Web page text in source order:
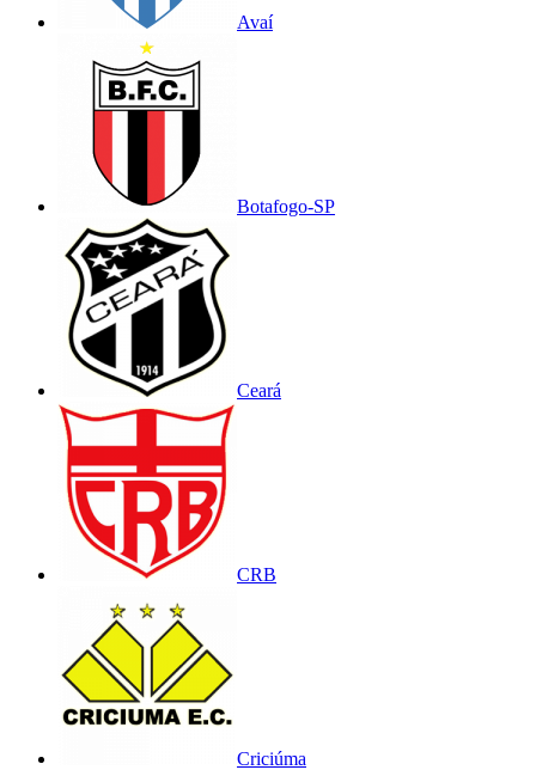
Avaí
Botafogo-SP
Ceará
CRB
Criciúma